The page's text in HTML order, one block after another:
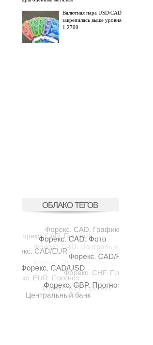
Валютная пара USD/CAD
закрепилась выше уровня
1.2700
ОБЛАКО ТЕГОВ